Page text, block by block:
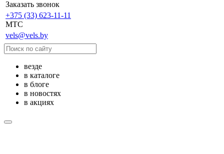
Заказать звонок
+375 (33) 623-11-11
MTC
vels@vels.by
везде
в каталоге
в блоге
в новостях
в акциях